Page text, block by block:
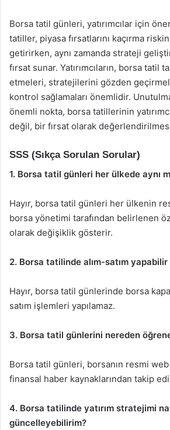
Borsa tatil günleri, yatırımcılar için
tatiller, piyasa fırsatlarını kaçırma
getirirken, aynı zamanda strateji
fırsat sunar. Yatırımcıların, borsa tatil
etmeleri, stratejilerini gözden
kontrol sağlamaları önemlidir.
önemli nokta, borsa tatillerinin
değil, bir fırsat olarak
SSS (Sıkça Sorulan Sorular)
1. Borsa tatil günleri her ülkede aynı
Hayır, borsa tatil günleri her ülkenin
borsa yönetimi tarafından belirlenen
olarak değişiklik gösterir.
2. Borsa tatilinde alım-satım
Hayır, borsa tatil günlerinde borsa
satım işlemleri yapılamaz.
3. Borsa tatil günlerini nereden
Borsa tatil günleri, borsanın resmi
finansal haber kaynaklarından takip
4. Borsa tatilinde yatırım stratejimi
güncelleyebilirim?